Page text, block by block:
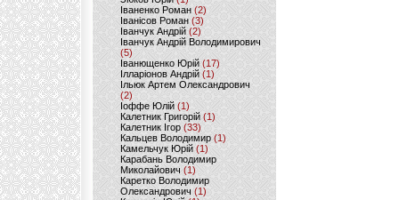
Іваненко Роман (2)
Іванісов Роман (3)
Іванчук Андрій(2)
Іванчук Андрій Володимирович
(5)
Іванющенко Юрій (17)
Ілларіонов Андрій (1)
Ільюк Артем Олександрович
(2)
Іоффе Юлій (1)
Калетник Григорій(1)
Калетник Ігор (33)
Кальцев Володимир(1)
Камельчук Юрій (1)
Карабань Володимир
Миколайович (1)
Каретко Володимир
Олександрович (1)